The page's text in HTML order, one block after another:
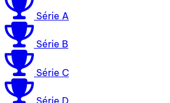
Série A
Série B
Série C
Série D